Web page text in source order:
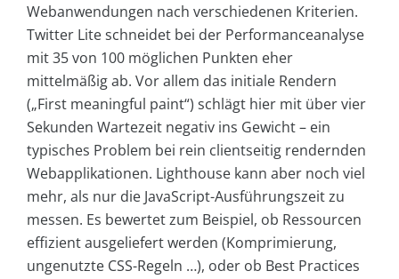
Webanwendungen nach verschiedenen Kriterien.
Twitter Lite schneidet bei der Performanceanalyse
mit 35 von 100 möglichen Punkten eher
mittelmäßig ab. Vor allem das initiale Rendern
(„First meaningful paint“) schlägt hier mit über vier
Sekunden Wartezeit negativ ins Gewicht – ein
typisches Problem bei rein clientseitig rendernden
Webapplikationen. Lighthouse kann aber noch viel
mehr, als nur die JavaScript-Ausführungszeit zu
messen. Es bewertet zum Beispiel, ob Ressourcen
effizient ausgeliefert werden (Komprimierung,
ungenutzte CSS-Regeln …), oder ob Best Practices